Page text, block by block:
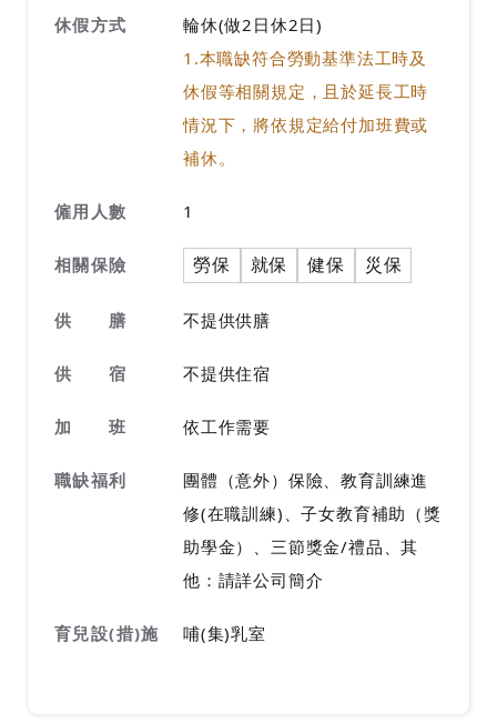
休假方式
輪休(做2日休2日)
1.本職缺符合勞動基準法工時及
休假等相關規定，且於延長工時
情況下，將依規定給付加班費或
補休。
僱用人數 1
相關保險 勞保 就保 健保 災保
供 膳 不提供供膳
供 宿 不提供住宿
加 班 依工作需要
職缺福利
團體（意外）保險、教育訓練進
修(在職訓練)、子女教育補助（獎
助學金）、三節獎金/禮品、其
他：請詳公司簡介
育兒設(措)施 哺(集)乳室